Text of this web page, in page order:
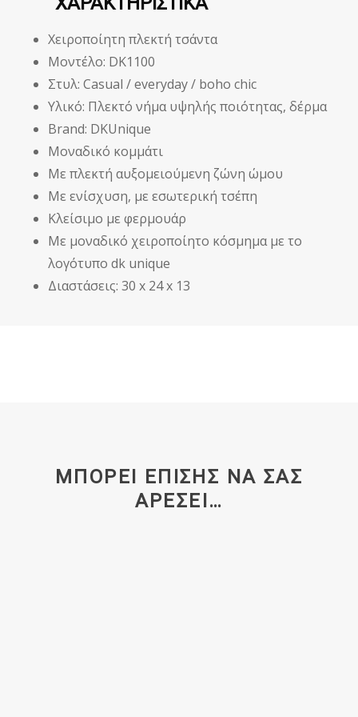
Χειροποίητη πλεκτή τσάντα
Μοντέλο: DK1100
Στυλ: Casual / everyday / boho chic
Υλικό: Πλεκτό νήμα υψηλής ποιότητας, δέρμα
Brand: DKUnique
Μοναδικό κομμάτι
Με πλεκτή αυξομειούμενη ζώνη ώμου
Με ενίσχυση, με εσωτερική τσέπη
Κλείσιμο με φερμουάρ
Με μοναδικό χειροποίητο κόσμημα με το
λογότυπο dk unique
Διαστάσεις: 30 x 24 x 13
ΜΠΟΡΕΊ ΕΠΊΣΗΣ ΝΑ ΣΑΣ
ΑΡΈΣΕΙ…